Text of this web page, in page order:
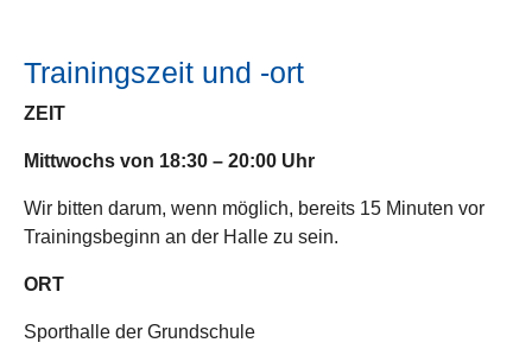
Trainingszeit und -ort
ZEIT
Mittwochs von 18:30 – 20:00 Uhr
Wir bitten darum, wenn möglich, bereits 15 Minuten vor
Trainingsbeginn an der Halle zu sein.
ORT
Sporthalle der Grundschule